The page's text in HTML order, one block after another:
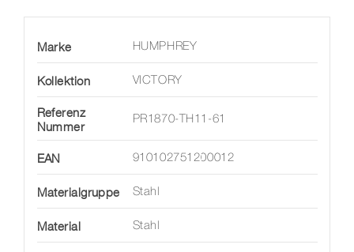
Marke HUMPHREY
Kollektion VICTORY
Referenz
Nummer
PR1870-TH11-61
EAN 910102751200012
Materialgruppe Stahl
Material Stahl